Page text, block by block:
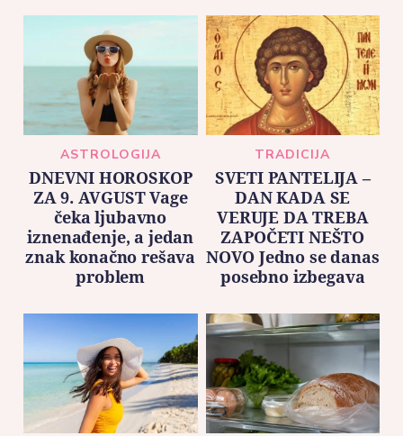
ASTROLOGIJA
DNEVNI HOROSKOP
ZA 9. AVGUST Vage
čeka ljubavno
iznenađenje, a jedan
znak konačno rešava
problem
TRADICIJA
SVETI PANTELIJA –
DAN KADA SE
VERUJE DA TREBA
ZAPOČETI NEŠTO
NOVO Jedno se danas
posebno izbegava